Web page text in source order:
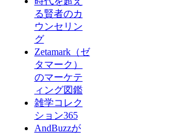
る賢者のカ
ウンセリン
グ
Zetamark（ゼ
タマーク）
のマーケテ
ィング図鑑
雑学コレク
ション365
AndBuzzが